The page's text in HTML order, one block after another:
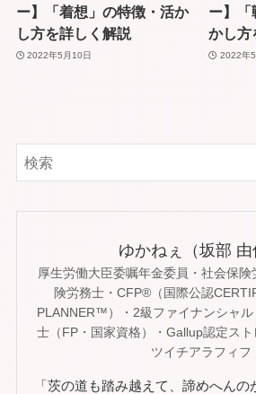
ー】「着想」の特徴・活か
し方を詳しく解説
2022年5月10日
ー】「
かし方
2022年
ゆかねぇ（坂部 由
厚生労働大臣委嘱年金委員・社会保
険労務士・CFP®（国際公認
PLANNER™）・2級ファイナンシャ
士（FP・国家資格）・Gallup認定ス
ツイチアラフィフ
「茨の道も踏み越えて、諦めへん